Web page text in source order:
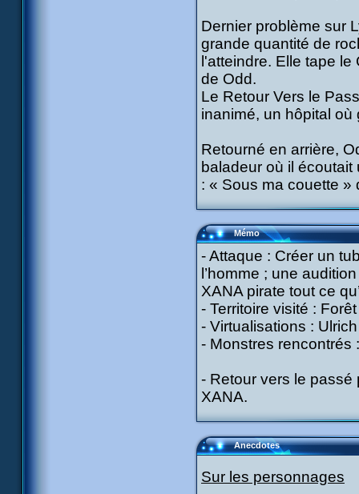
Dernier problème sur
grande quantité de
l'atteindre. Elle tape
de Odd.
Le Retour Vers le
inanimé, un hôpital
Retourné en arrière,
baladeur où il
: « Sous ma couette »
Mémo
- Attaque : Créer un
l’homme ; une
XANA pirate tout ce
- Territoire visité :
- Virtualisations :
- Monstres rencontrés
- Retour vers le passé
XANA.
Anecdotes
Sur les personnages